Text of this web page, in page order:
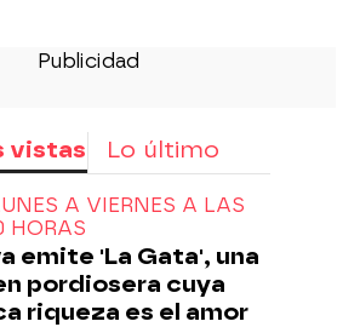
vistas Lo último
A VIERNES A LAS
HORAS
emite 'La Gata', una
pordiosera cuya
riqueza es el amor